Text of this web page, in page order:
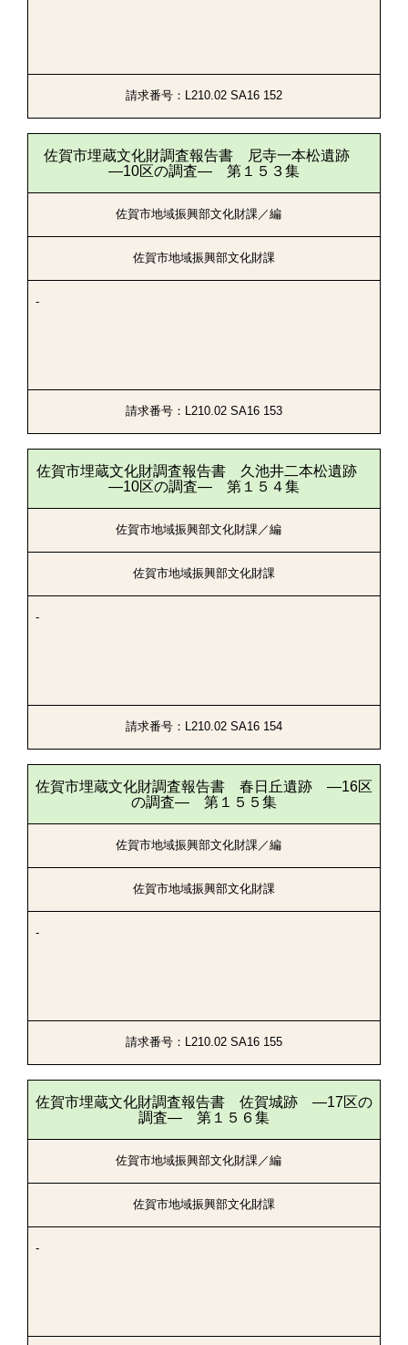
請求番号：L210.02 SA16 152
佐賀市埋蔵文化財調査報告書 尼寺一本松遺跡
―10区の調査― 第１５３集
佐賀市地域振興部文化財課／編
佐賀市地域振興部文化財課
-
請求番号：L210.02 SA16 153
佐賀市埋蔵文化財調査報告書 久池井二本松遺跡
―10区の調査― 第１５４集
佐賀市地域振興部文化財課／編
佐賀市地域振興部文化財課
-
請求番号：L210.02 SA16 154
佐賀市埋蔵文化財調査報告書 春日丘遺跡 ―16区
の調査― 第１５５集
佐賀市地域振興部文化財課／編
佐賀市地域振興部文化財課
-
請求番号：L210.02 SA16 155
佐賀市埋蔵文化財調査報告書 佐賀城跡 ―17区の
調査― 第１５６集
佐賀市地域振興部文化財課／編
佐賀市地域振興部文化財課
-